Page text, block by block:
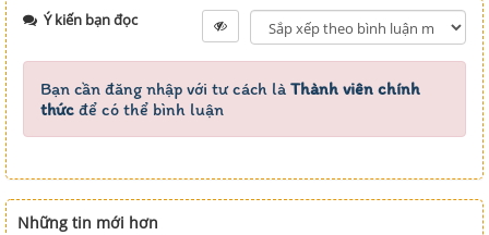
Ý kiến bạn đọc
Bạn cần đăng nhập với tư cách là Thành viên chính
thức để có thể bình luận
Những tin mới hơn